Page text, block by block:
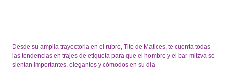
Desde su amplia trayectoria en el rubro, Tito de Matices, te cuenta todas
las tendencias en trajes de etiqueta para que el hombre y el bar mitzva se
sientan importantes, elegantes y cómodos en su dia